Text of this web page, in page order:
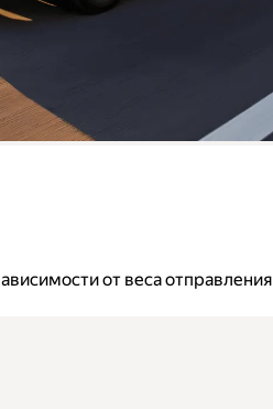
от веса отправления